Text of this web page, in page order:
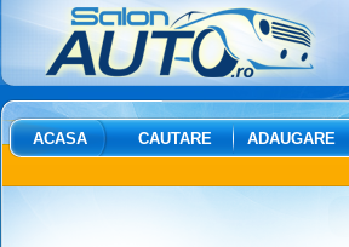
ACASA CAUTARE ADAUGARE